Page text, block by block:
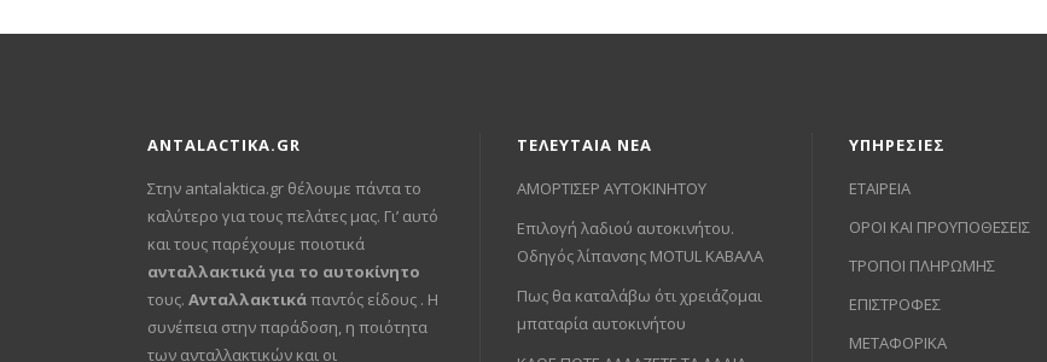
ANTALACTIKA.GR
Στην antalaktica.gr θέλουμε πάντα το
καλύτερο για τους πελάτες μας. Γι’ αυτό
και τους παρέχουμε ποιοτικά
ανταλλακτικά για το αυτοκίνητο
τους. Ανταλλακτικάπαντός είδους . Η
συνέπεια στην παράδοση, η ποιότητα
των ανταλλακτικών και οι
ΤΕΛΕΥΤΑΙΑ ΝΕΑ
ΑΜΟΡΤΙΣΕΡ ΑΥΤΟΚΙΝΗΤΟΥ
Επιλογή λαδιού αυτοκινήτου.
Οδηγός λίπανσης MOTUL ΚΑΒΑΛΑ
Πως θα καταλάβω ότι χρειάζομαι
μπαταρία αυτοκινήτου
ΥΠΗΡΕΣΙΕΣ
ΕΤΑΙΡΕΙΑ
ΟΡΟΙ ΚΑΙ ΠΡΟΥΠΟΘΕΣΕΙΣ
ΤΡΟΠΟΙ ΠΛΗΡΩΜΗΣ
ΕΠΙΣΤΡΟΦΕΣ
ΜΕΤΑΦΟΡΙΚΑ